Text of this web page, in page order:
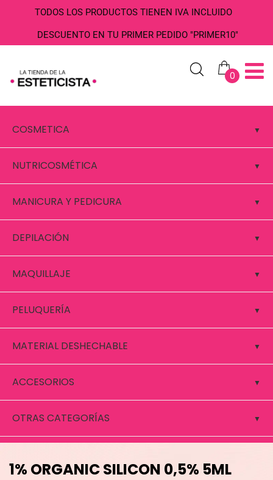
TODOS LOS PRODUCTOS TIENEN IVA INCLUIDO
DESCUENTO EN TU PRIMER PEDIDO "PRIMER10"
0
COSMETICA
NUTRICOSMÉTICA
MANICURA Y PEDICURA
DEPILACIÓN
MAQUILLAJE
PELUQUERÍA
MATERIAL DESHECHABLE
ACCESORIOS
OTRAS CATEGORÍAS
VIALES HYALURONIC ACID 1% DMAE
1% ORGANIC SILICON 0,5% 5ML